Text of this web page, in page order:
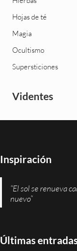
Hojas de té
Magia
Ocultismo
Supersticiones
Videntes
Inspiración
“El sol se renueva
nuevo”
Últimas